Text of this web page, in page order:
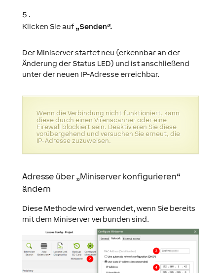
Klicken Sie auf „Senden“.
Der Miniserver startet neu (erkennbar an der
Änderung der Status LED) und ist anschließend
unter der neuen IP-Adresse erreichbar.
Wenn die Verbindung nicht funktioniert, kann
diese durch einen Virenscanner oder eine
Firewall blockiert sein. Deaktivieren Sie diese
vorübergehend und versuchen Sie erneut, die
IP-Adresse zuzuweisen.
Adresse über „Miniserver konfigurieren“
ändern
Diese Methode wird verwendet, wenn Sie bereits
mit dem Miniserver verbunden sind.